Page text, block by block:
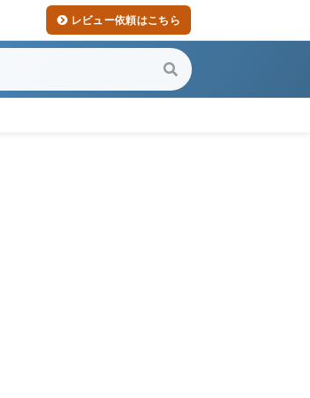
レビュー依頼はこちら